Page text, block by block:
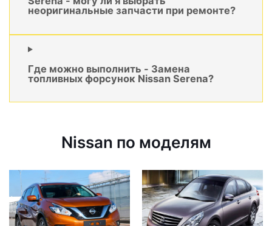
неоригинальные запчасти при ремонте?
Где можно выполнить - Замена
топливных форсунок Nissan Serena?
Nissan по моделям